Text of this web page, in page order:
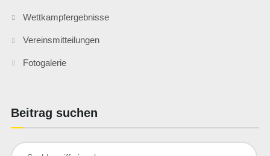
Wettkampfergebnisse
Vereinsmitteilungen
Fotogalerie
Beitrag suchen